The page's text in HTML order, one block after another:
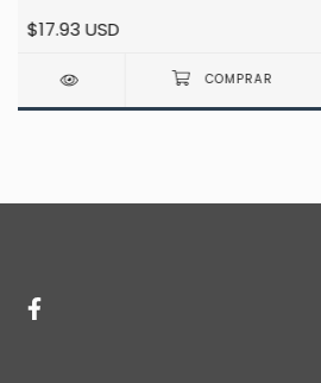
Administrativo - Brewer-Carías
$17.93 USD